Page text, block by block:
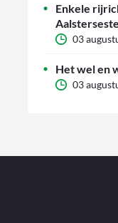
Enkele
03
Het wel en
03